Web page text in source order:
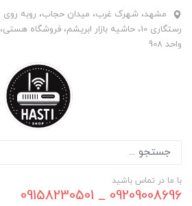
مشهد، شهرک غرب، میدان حجاب، روبه روی
رستگاری 10، حاشیه بازار ابریشم، فروشگاه هستی،
واحد 908
با ما در تماس باشید
09209008696 _ 09158230501